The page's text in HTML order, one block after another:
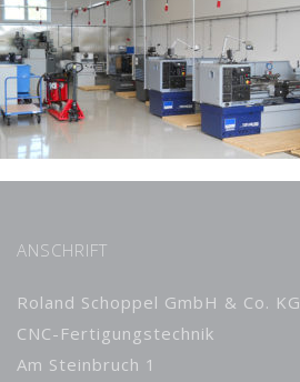
ANSCHRIFT
Roland Schoppel GmbH & Co. KG
CNC-Fertigungstechnik
Am Steinbruch 1